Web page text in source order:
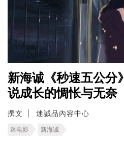
新海诚《秒速五公分
说成长的惆怅与无奈
撰文 迷誠品內容中心
迷电影 新海诚